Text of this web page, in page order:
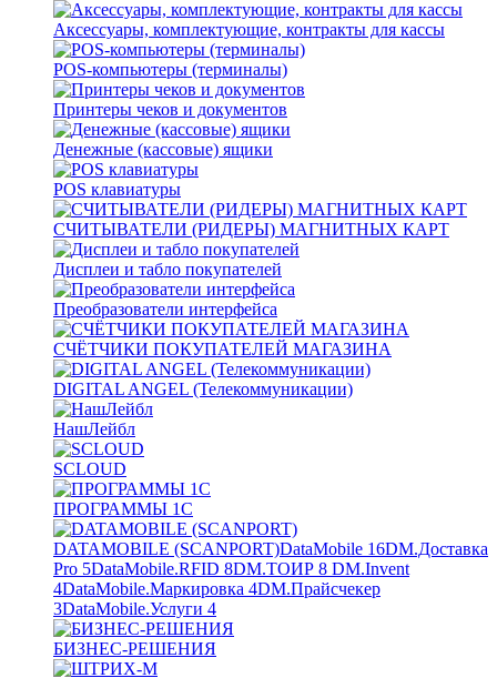
Аксессуары, комплектующие, контракты для кассы
POS-компьютеры (терминалы)
Принтеры чеков и документов
Денежные (кассовые) ящики
POS клавиатуры
СЧИТЫВАТЕЛИ (РИДЕРЫ) МАГНИТНЫХ КАРТ
Дисплеи и табло покупателей
Преобразователи интерфейса
СЧЁТЧИКИ ПОКУПАТЕЛЕЙ МАГАЗИНА
DIGITAL ANGEL (Телекоммуникации)
НашЛейбл
SCLOUD
ПРОГРАММЫ 1С
DATAMOBILE (SCANPORT)DataMobile 16DM.Доставка
Pro 5DataMobile.RFID 8DM.ТОИР 8 DM.Invent
4DataMobile.Маркировка 4DM.Прайсчекер
3DataMobile.Услуги 4
БИЗНЕС-РЕШЕНИЯ